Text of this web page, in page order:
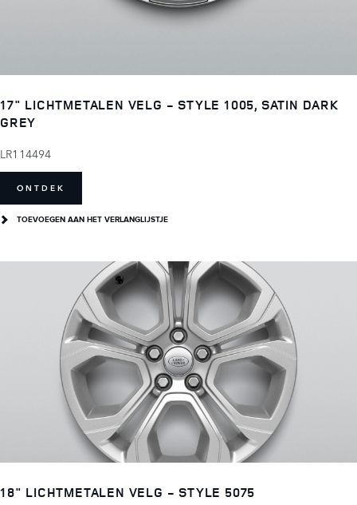
17" LICHTMETALEN VELG - STYLE 1005, SATIN DARK
GREY
LR114494
ONTDEK
TOEVOEGEN AAN HET VERLANGLIJSTJE
18" LICHTMETALEN VELG - STYLE 5075